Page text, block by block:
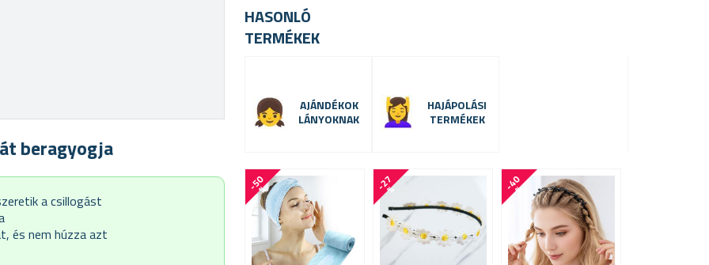
beragyogja
a csillogást
és nem húzza azt
HASONLÓ
TERMÉKEK
AJÁNDÉKOK
LÁNYOKNAK
HAJÁPOLÁSI
TERMÉKEK
-
5
0
% -
2
7
% -
4
0
%